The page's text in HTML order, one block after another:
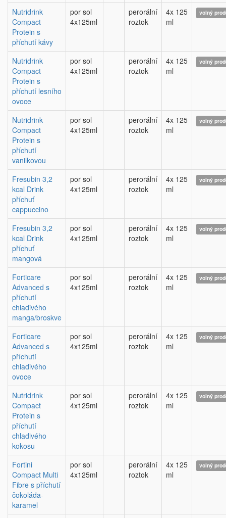
Nutridrink
Compact
Protein s
příchutí kávy
por sol
4x125ml
perorální
roztok
4x 125
ml
volný
Nutridrink
Compact
Protein s
příchutí lesního
ovoce
por sol
4x125ml
perorální
roztok
4x 125
ml
volný
Nutridrink
Compact
Protein s
příchutí
vanilkovou
por sol
4x125ml
perorální
roztok
4x 125
ml
volný
Fresubin 3,2
kcal Drink
příchuť
cappuccino
por sol
4x125ml
perorální
roztok
4x 125
ml
volný
Fresubin 3,2
kcal Drink
příchuť
mangová
por sol
4x125ml
perorální
roztok
4x 125
ml
volný
Forticare
Advanced s
příchutí
chladivého
manga/broskve
por sol
4x125ml
perorální
roztok
4x 125
ml
volný
Forticare
Advanced s
příchutí
chladivého
ovoce
por sol
4x125ml
perorální
roztok
4x 125
ml
volný
Nutridrink
Compact
Protein s
příchutí
chladivého
kokosu
por sol
4x125ml
perorální
roztok
4x 125
ml
volný
Fortini
Compact Multi
Fibre s příchutí
čokoláda-
karamel
por sol
4x125ml
perorální
roztok
4x 125
ml
volný